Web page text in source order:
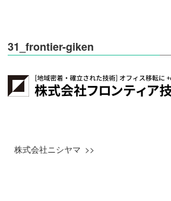
31_frontier-giken
株式会社ニシヤマ